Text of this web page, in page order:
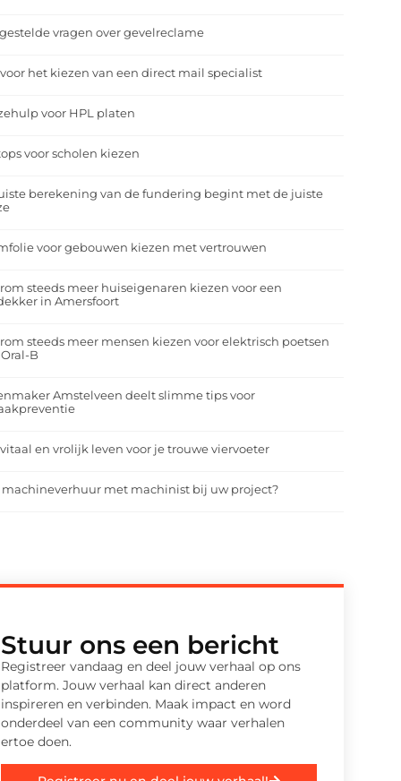
vragen over gevelreclame
voor het kiezen van een direct mail specialist
voor HPL platen
voor scholen kiezen
berekening van de fundering begint met de juiste
voor gebouwen kiezen met vertrouwen
steeds meer huiseigenaren kiezen voor een
in Amersfoort
steeds meer mensen kiezen voor elektrisch poetsen
B
Amstelveen deelt slimme tips voor
en vrolijk leven voor je trouwe viervoeter
machineverhuur met machinist bij uw project?
Stuur ons een bericht
Registreer vandaag en deel jouw verhaal op ons
platform. Jouw verhaal kan direct anderen
inspireren en verbinden. Maak impact en word
onderdeel van een community waar verhalen
ertoe doen.